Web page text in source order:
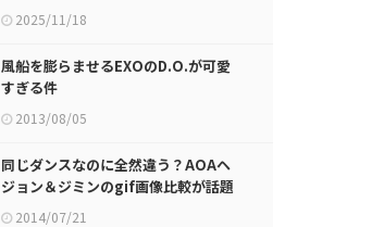
2025/11/18
風船を膨らませるEXOのD.O.が可愛
すぎる件
2013/08/05
同じダンスなのに全然違う？AOAヘ
ジョン＆ジミンのgif画像比較が話題
に 2014/07/21